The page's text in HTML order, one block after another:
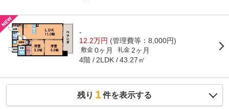
-
12.2万円 (管理費等：8,000円)
敷金 0ヶ月 礼金 2ヶ月
4階 2LDK 43.27㎡
残り 1件を表示する